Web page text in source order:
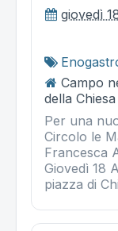
giovedì
Campo
della Chiesa
Per una
Circolo le
Francesca
Giovedì 18
piazza di